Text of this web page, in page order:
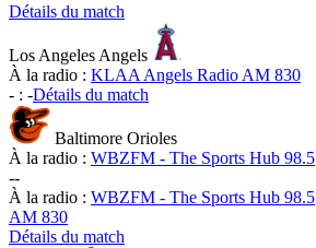
Détails du match
Los Angeles Angels
À la radio : KLAA Angels Radio AM 830
- : -Détails du match
Baltimore Orioles
À la radio : WBZFM - The Sports Hub 98.5
--
À la radio : WBZFM - The Sports Hub 98.5
AM 830
Détails du match